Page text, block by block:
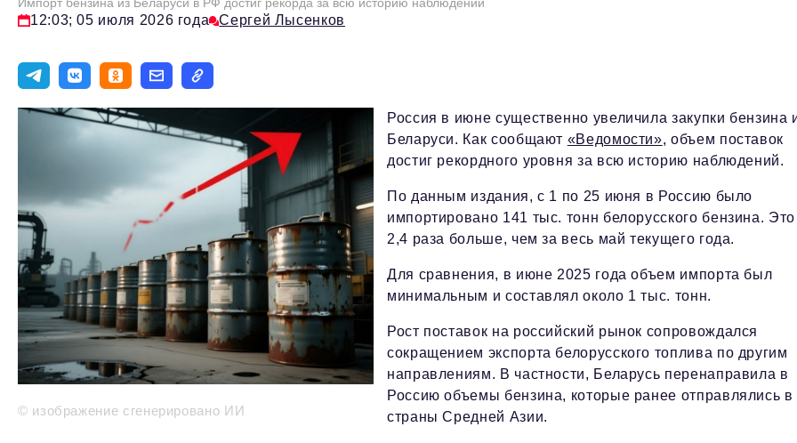
Импорт бензина из Беларуси в РФ достиг рекорда за всю историю наблюдений
12:03; 05 июля 2026 года Сергей Лысенков
© изображение сгенерировано ИИ
Россия в июне существенно увеличила закупки бензина
Беларуси. Как сообщают «Ведомости», объем поставок
достиг рекордного уровня за всю историю наблюдений.
По данным издания, с 1 по 25 июня в Россию было
импортировано 141 тыс. тонн белорусского бензина. Это
2,4 раза больше, чем за весь май текущего года.
Для сравнения, в июне 2025 года объем импорта был
минимальным и составлял около 1 тыс. тонн.
Рост поставок на российский рынок сопровождался
сокращением экспорта белорусского топлива по другим
направлениям. В частности, Беларусь перенаправила в
Россию объемы бензина, которые ранее отправлялись в
страны Средней Азии.